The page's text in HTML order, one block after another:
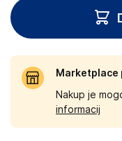
Marketplace
Nakup je
informacij